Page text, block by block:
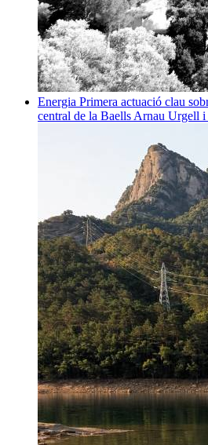
Energia Primera actuació clau
central de la Baells Arnau Urgell i